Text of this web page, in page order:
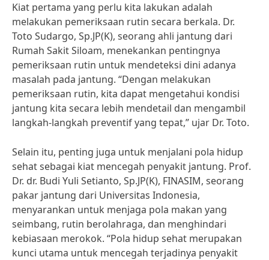
Kiat pertama yang perlu kita lakukan adalah
melakukan pemeriksaan rutin secara berkala. Dr.
Toto Sudargo, Sp.JP(K), seorang ahli jantung dari
Rumah Sakit Siloam, menekankan pentingnya
pemeriksaan rutin untuk mendeteksi dini adanya
masalah pada jantung. “Dengan melakukan
pemeriksaan rutin, kita dapat mengetahui kondisi
jantung kita secara lebih mendetail dan mengambil
langkah-langkah preventif yang tepat,” ujar Dr. Toto.
Selain itu, penting juga untuk menjalani pola hidup
sehat sebagai kiat mencegah penyakit jantung. Prof.
Dr. dr. Budi Yuli Setianto, Sp.JP(K), FINASIM, seorang
pakar jantung dari Universitas Indonesia,
menyarankan untuk menjaga pola makan yang
seimbang, rutin berolahraga, dan menghindari
kebiasaan merokok. “Pola hidup sehat merupakan
kunci utama untuk mencegah terjadinya penyakit